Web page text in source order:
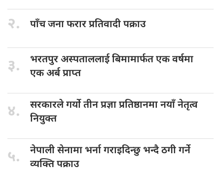
२. पाँच जनाफरार प्रतिवादी पक्राउ
३. भरतपुर अस्पताललाईबिमामार्फत एक वर्षमा
एक अर्ब प्राप्त
४. सरकारले गर्योतीन प्रज्ञा प्रतिष्ठानमा नयाँ नेतृत्व
नियुक्त
५. नेपाली सेनामा भर्ना गराइदिन्छु भन्दै ठगी गर्ने
व्यक्ति पक्राउ